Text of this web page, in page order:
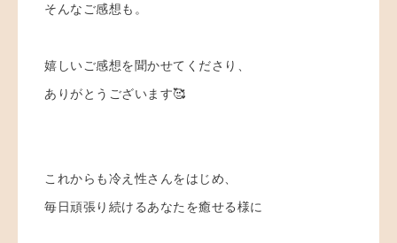
そんなご感想も。
嬉しいご感想を聞かせてくださり、
ありがとうございます🥰
これからも冷え性さんをはじめ、
毎日頑張り続けるあなたを癒せる様に